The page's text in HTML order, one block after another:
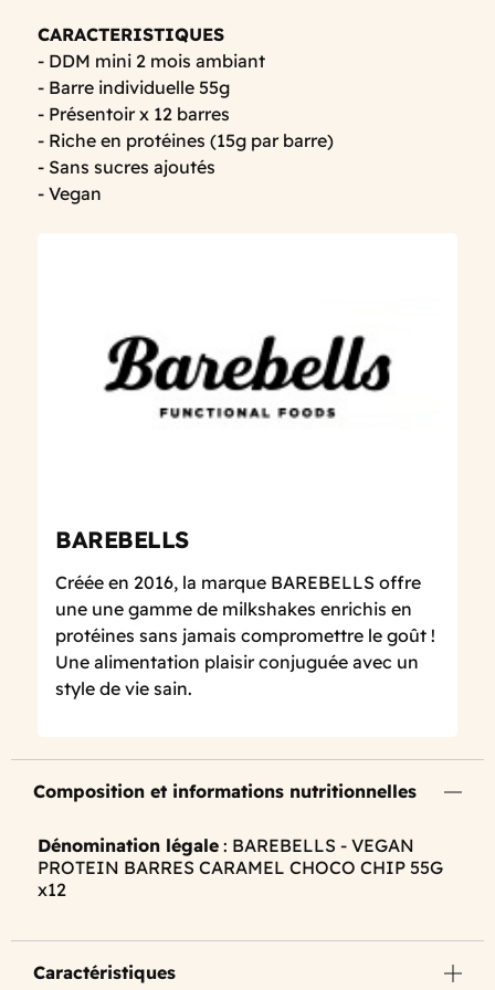
CARACTERISTIQUES
- DDM mini 2 mois ambiant
- Barre individuelle 55g
- Présentoir x 12 barres
- Riche en protéines (15g par barre)
- Sans sucres ajoutés
- Vegan
BAREBELLS
Créée en 2016, la marque BAREBELLS offre
une une gamme de milkshakes enrichis en
protéines sans jamais compromettre le goût !
Une alimentation plaisir conjuguée avec un
style de vie sain.
Composition et informations nutritionnelles
Dénomination légale : BAREBELLS - VEGAN
PROTEIN BARRES CARAMEL CHOCO CHIP 55G
x12
Caractéristiques